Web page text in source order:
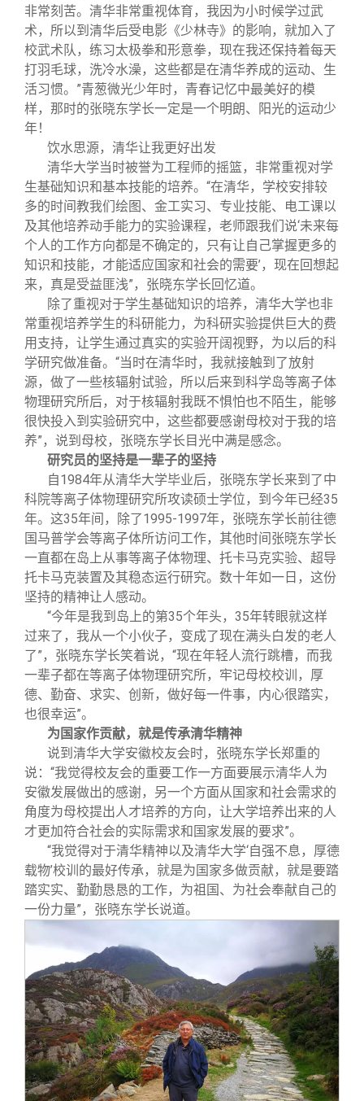
非常刻苦。清华非常重视体育，我因为小时候学过武
术，所以到清华后受电影《少林寺》的影响，就加入了
校武术队，练习太极拳和形意拳，现在我还保持着每天
打羽毛球，洗冷水澡，这些都是在清华养成的运动、生
活习惯。”青葱微光少年时，青春记忆中最美好的模
样，那时的张晓东学长一定是一个明朗、阳光的运动少
年！
饮水思源，清华让我更好出发
清华大学当时被誉为工程师的摇篮，非常重视对学
生基础知识和基本技能的培养。“在清华，学校安排较
多的时间教我们绘图、金工实习、专业技能、电工课以
及其他培养动手能力的实验课程，老师跟我们说‘未来每
个人的工作方向都是不确定的，只有让自己掌握更多的
知识和技能，才能适应国家和社会的需要’，现在回想起
来，真是受益匪浅”，张晓东学长回忆道。
除了重视对于学生基础知识的培养，清华大学也非
常重视培养学生的科研能力，为科研实验提供巨大的费
用支持，让学生通过真实的实验开阔视野，为以后的科
学研究做准备。“当时在清华时，我就接触到了放射
源，做了一些核辐射试验，所以后来到科学岛等离子体
物理研究所后，对于核辐射我既不惧怕也不陌生，能够
很快投入到实验研究中，这些都要感谢母校对于我的培
养”，说到母校，张晓东学长目光中满是感念。
研究员的坚持是一辈子的坚持
自1984年从清华大学毕业后，张晓东学长来到了中
科院等离子体物理研究所攻读硕士学位，到今年已经35
年。这35年间，除了1995-1997年，张晓东学长前往德
国马普学会等离子体所访问工作，其他时间张晓东学长
一直都在岛上从事等离子体物理、托卡马克实验、超导
托卡马克装置及其稳态运行研究。数十年如一日，这份
坚持的精神让人感动。
“今年是我到岛上的第35个年头，35年转眼就这样
过来了，我从一个小伙子，变成了现在满头白发的老人
了”，张晓东学长笑着说，“现在年轻人流行跳槽，而我
一辈子都在等离子体物理研究所，牢记母校校训，厚
德、勤奋、求实、创新，做好每一件事，内心很踏实，
也很幸运”。
为国家作贡献，就是传承清华精神
说到清华大学安徽校友会时，张晓东学长郑重的
说：“我觉得校友会的重要工作一方面要展示清华人为
安徽发展做出的感谢，另一个方面从国家和社会需求的
角度为母校提出人才培养的方向，让大学培养出来的人
才更加符合社会的实际需求和国家发展的要求”。
“我觉得对于清华精神以及清华大学‘自强不息，厚德
载物’校训的最好传承，就是为国家多做贡献，就是要踏
踏实实、勤勤恳恳的工作，为祖国、为社会奉献自己的
一份力量”，张晓东学长说道。